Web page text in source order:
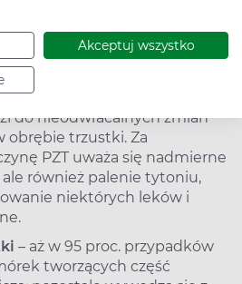
Akceptuj wszystko
długotrwałym, przewlekłym
toczącym się w miąższu
się po cichu, rzadko
objawy na wczesnym
do nieodwracalnych zmian
obrębie trzustki. Za
PZT uważa się nadmierne
również palenie tytoniu,
niektórych leków i
– aż w 95 proc. przypadków
tworzących część